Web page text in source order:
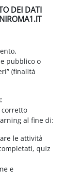
DEI DATI
pubblico o
(finalità
al fine di:
le attività
quiz
e